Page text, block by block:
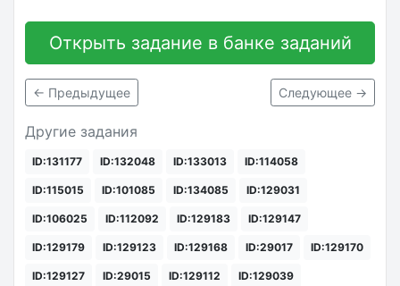
Открыть задание в банке заданий
← Предыдущее Следующее →
Другие задания
ID:131177 ID:132048 ID:133013 ID:114058
ID:115015 ID:101085 ID:134085 ID:129031
ID:106025 ID:112092 ID:129183 ID:129147
ID:129179 ID:129123 ID:129168 ID:29017 ID:129170
ID:129127 ID:29015 ID:129112 ID:129039